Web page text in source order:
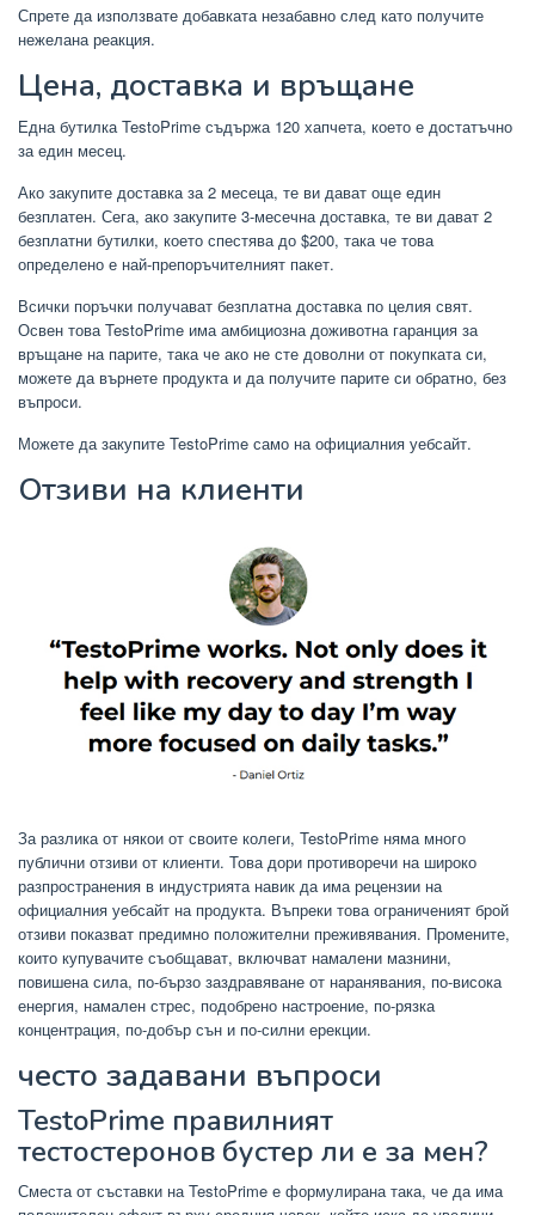
Спрете да използвате добавката незабавно след като получите
нежелана реакция.
Цена, доставка и връщане
Една бутилка TestoPrime съдържа 120 хапчета, което е достатъчно
за един месец.
Ако закупите доставка за 2 месеца, те ви дават още един
безплатен. Сега, ако закупите 3-месечна доставка, те ви дават 2
безплатни бутилки, което спестява до $200, така че това
определено е най-препоръчителният пакет.
Всички поръчки получават безплатна доставка по целия свят.
Освен това TestoPrime има амбициозна доживотна гаранция за
връщане на парите, така че ако не сте доволни от покупката си,
можете да върнете продукта и да получите парите си обратно, без
въпроси.
Можете да закупите TestoPrime само на официалния уебсайт.
Отзиви на клиенти
За разлика от някои от своите колеги, TestoPrime няма много
публични отзиви от клиенти. Това дори противоречи на широко
разпространения в индустрията навик да има рецензии на
официалния уебсайт на продукта. Въпреки това ограниченият брой
отзиви показват предимно положителни преживявания. Промените,
които купувачите съобщават, включват намалени мазнини,
повишена сила, по-бързо заздравяване от наранявания, по-висока
енергия, намален стрес, подобрено настроение, по-рязка
концентрация, по-добър сън и по-силни ерекции.
често задавани въпроси
TestoPrime правилният
тестостеронов бустер ли е за мен?
Сместа от съставки на TestoPrime е формулирана така, че да има